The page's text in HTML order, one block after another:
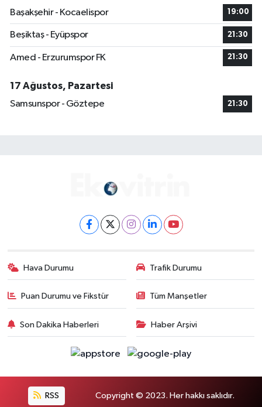
Başakşehir - Kocaelispor
19:00
Beşiktaş - Eyüpspor 21:30
Amed - Erzurumspor FK 21:30
17 Ağustos, Pazartesi
Samsunspor - Göztepe
21:30
Hava Durumu Trafik Durumu
Puan Durumu ve Fikstür Tüm Manşetler
Son Dakika Haberleri Haber Arşivi
RSS Copyright © 2023. Her hakkı saklıdır.